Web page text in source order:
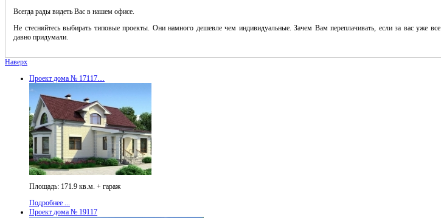
Всегда рады видеть Вас в нашем офисе.
Не стесняйтесь выбирать типовые проекты. Они намного дешевле чем индивидуальные. Зачем Вам переплачивать, если за вас уже все
давно придумали.
Наверх
Проект дома № 17117…
Площадь: 171.9 кв.м. + гараж
Подробнее ...
Проект дома № 19117